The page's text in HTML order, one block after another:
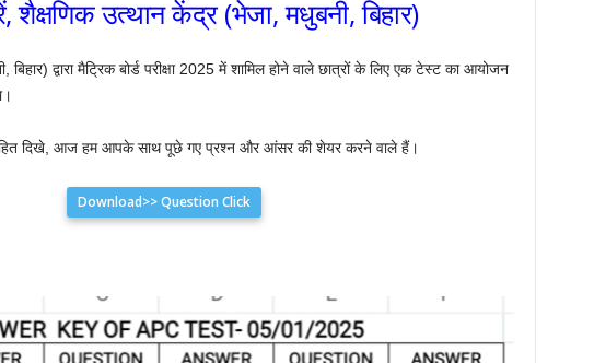
शैक्षणिक उत्थान केंद्र (भेजा, मधुबनी, बिहार)
द्वारा मैट्रिक बोर्ड परीक्षा 2025 में शामिल होने वाले छात्रों के लिए एक टेस्ट का आयोजन
दिखे, आज हम आपके साथ पूछे गए प्रश्न और आंसर की शेयर करने वाले हैं।
Download>> Question Click